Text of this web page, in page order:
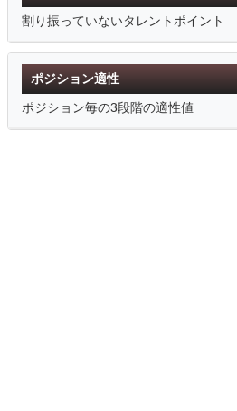
割り振っていないタレントポイント
ポジション適性
ポジション毎の3段階の適性値